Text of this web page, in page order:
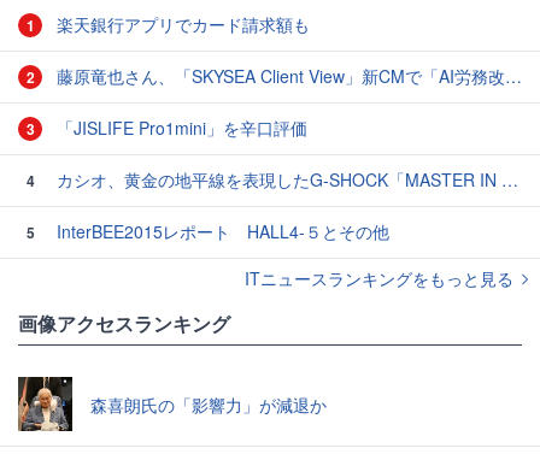
1 楽天銀行アプリでカード請求額も
2 藤原竜也さん、「SKYSEA Client View」新CMで「AI労務改善」をアピール 働き方をAIが分析したら「すぐに休んで」と言われる？
3 「JISLIFE Pro1mini」を辛口評価
4 カシオ、黄金の地平線を表現したG-SHOCK「MASTER IN HORIZON GOLD」3モデル
5
InterBEE2015レポート HALL4-５とその他
ITニュースランキングをもっと見る
画像アクセスランキング
森喜朗氏の「影響力」が減退か